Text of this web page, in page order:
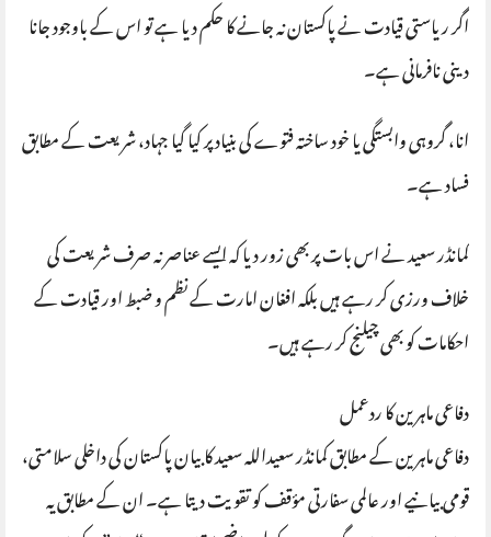
اگر ریاستی قیادت نے پاکستان نہ جانے کا حکم دیا ہے تو اس کے باوجود جانا
دینی نافرمانی ہے۔
انا، گروہی وابستگی یا خود ساختہ فتوے کی بنیاد پر کیا گیا جہاد، شریعت کے مطابق
فساد ہے۔
کمانڈر سعید نے اس بات پر بھی زور دیا کہ ایسے عناصر نہ صرف شریعت کی
خلاف ورزی کر رہے ہیں بلکہ افغان امارت کے نظم و ضبط اور قیادت کے
احکامات کو بھی چیلنج کر رہے ہیں۔
دفاعی ماہرین کا ردعمل
دفاعی ماہرین کے مطابق کمانڈر سعیداللہ سعید کا بیان پاکستان کی داخلی سلامتی،
قومی بیانیے اور عالمی سفارتی مؤقف کو تقویت دیتا ہے۔ ان کے مطابق یہ